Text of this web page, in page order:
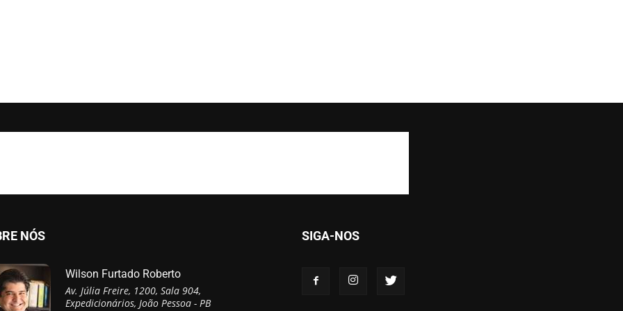
NÓS
Wilson Furtado Roberto
Av. Júlia Freire, 1200, Sala 904,
Expedicionários, João Pessoa - PB
SIGA-NOS